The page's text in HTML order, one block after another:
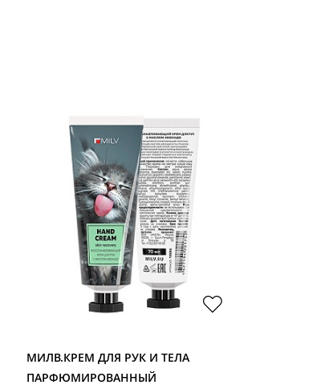
МИЛВ.КРЕМ ДЛЯ РУК И ТЕЛА
ПАРФЮМИРОВАННЫЙ